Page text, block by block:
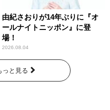
由紀さおりが14年ぶりに『オ
ールナイトニッポン』に登
場！
2026.08.04
っと見る